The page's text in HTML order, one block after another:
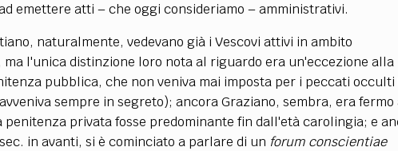
emettere atti – che oggi consideriamo – amministrativi.
naturalmente, vedevano già i Vescovi attivi in ambito
l'unica distinzione loro nota al riguardo era un'eccezione alla
pubblica, che non veniva mai imposta per i peccati occulti
sempre in segreto); ancora Graziano, sembra, era fermo
privata fosse predominante fin dall'età carolingia; e
in avanti, si è cominciato a parlare di un forum conscientiae